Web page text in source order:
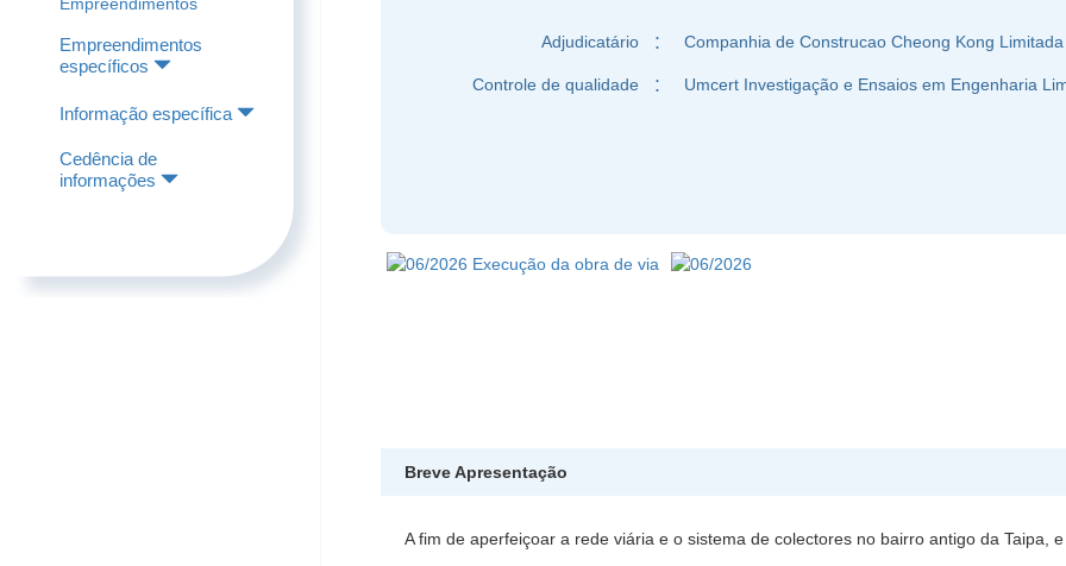
Empreendimentos
específicos
Informação específica
Cedência de
informações
Adjudicatário ： Companhia de Construcao Cheong Kong Limitada
Controle de qualidade ： Umcert Investigação e Ensaios em Engenharia
Breve Apresentação
A fim de aperfeiçoar a rede viária e o sistema de colectores no bairro antigo da Taipa,